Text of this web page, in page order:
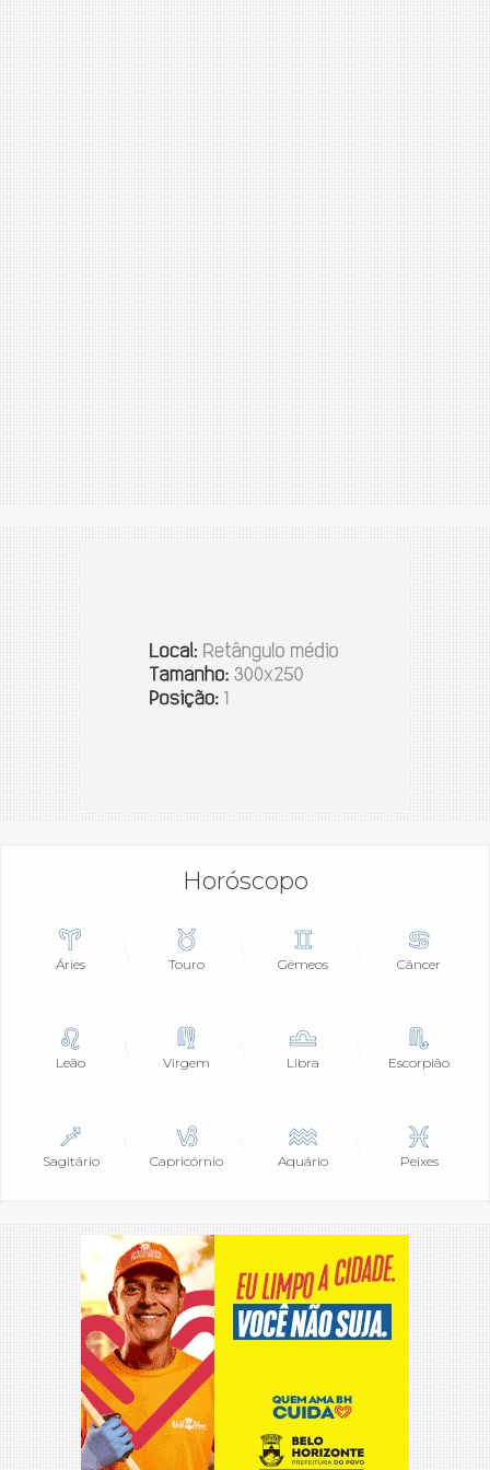
Horóscopo
Áries Touro Gêmeos Câncer
Leão Virgem Libra Escorpião
Sagitário Capricórnio Aquário Peixes